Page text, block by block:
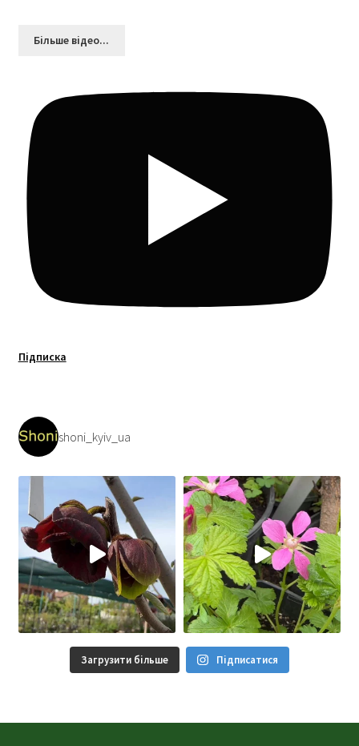
Більшe відео...
Підписка
shoni_kyiv_ua
Загрузити більше Підписатися